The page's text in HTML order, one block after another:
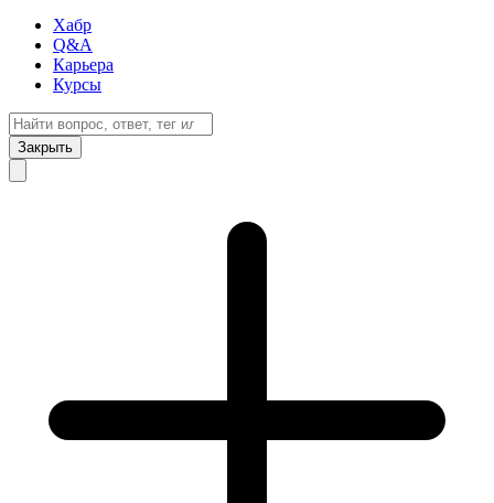
Хабр
Q&A
Карьера
Курсы
Закрыть